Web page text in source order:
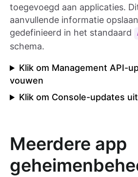
toegevoegd aan applicaties.
aanvullende informatie
gedefinieerd in het standaard
schema.
Klik om Management API-
vouwen
Klik om Console-updates
Meerdere app